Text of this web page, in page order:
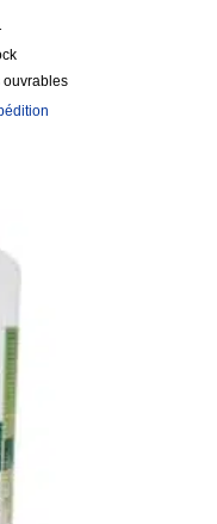
ouvrables